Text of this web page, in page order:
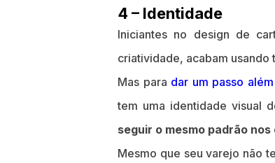
4 – Identidade
Iniciantes no design de
criatividade, acabam usando
Mas para dar um passo além
tem uma identidade visual
seguir o mesmo padrão
Mesmo que seu varejo não